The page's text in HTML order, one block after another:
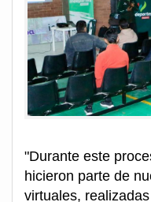
"Durante este
hicieron parte de
virtuales,